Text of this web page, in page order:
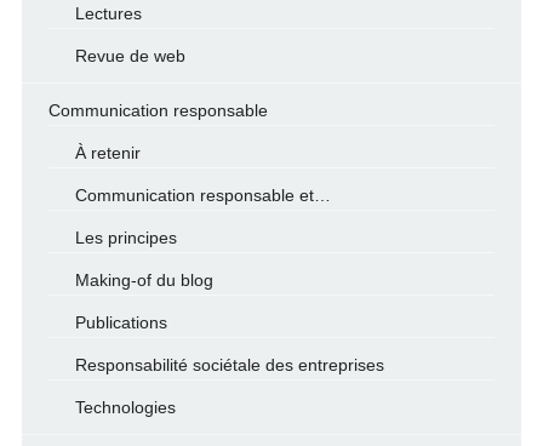
Lectures
Revue de web
Communication responsable
À retenir
Communication responsable et…
Les principes
Making-of du blog
Publications
Responsabilité sociétale des entreprises
Technologies